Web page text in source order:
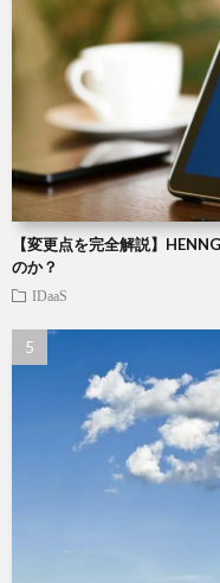
【変更点を完全解説】
のか？
IDaaS